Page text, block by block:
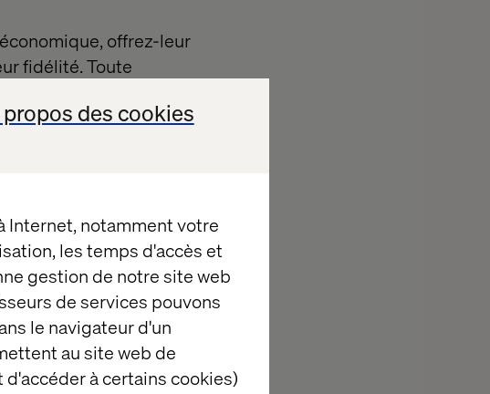
des cookies
Internet, notamment votre
les temps d'accès et
gestion de notre site web
de services pouvons
le navigateur d'un
au site web de
à certains cookies)
offrez-leur
fidélité. Toute
essentiels en période
nous avons travaillé.
à partir des
à des fins de
développé une
elle peut désormais
personnalisées en